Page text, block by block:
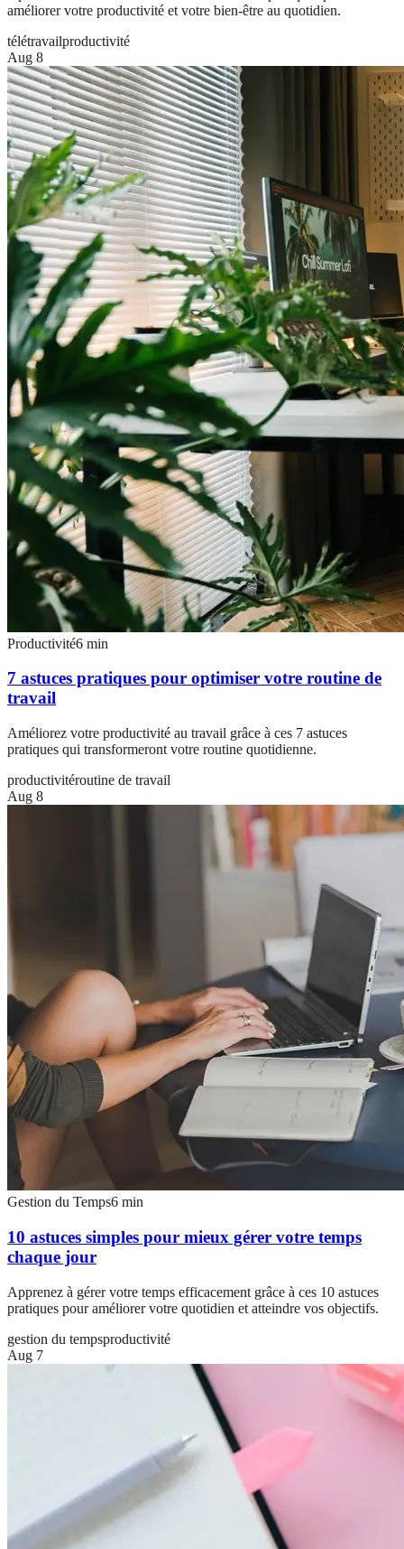
améliorer votre productivité et votre bien-être au quotidien.
télétravailproductivité
Aug 8
Productivité6 min
7 astuces pratiques pour optimiser votre routine de
travail
Améliorez votre productivité au travail grâce à ces 7 astuces
pratiques qui transformeront votre routine quotidienne.
productivitéroutine de travail
Aug 8
Gestion du Temps6 min
10 astuces simples pour mieux gérer votre temps
chaque jour
Apprenez à gérer votre temps efficacement grâce à ces 10 astuces
pratiques pour améliorer votre quotidien et atteindre vos objectifs.
gestion du tempsproductivité
Aug 7